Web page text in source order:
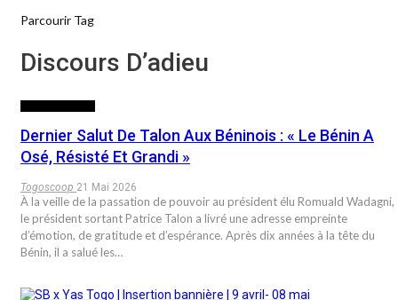
Parcourir Tag
Discours D’adieu
Dernier Salut De Talon Aux Béninois : « Le Bénin A
Osé, Résisté Et Grandi »
Togoscoop 21 Mai 2026
À la veille de la passation de pouvoir au président élu Romuald Wadagni,
le président sortant Patrice Talon a livré une adresse empreinte
d’émotion, de gratitude et d’espérance. Après dix années à la tête du
Bénin, il a salué les…